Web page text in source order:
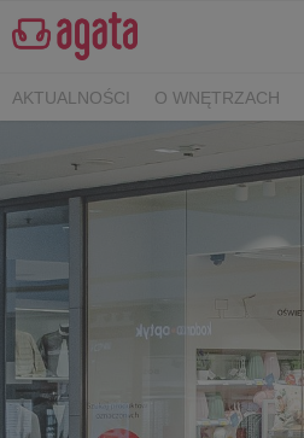
AKTUALNOŚCI O WNĘTRZACH